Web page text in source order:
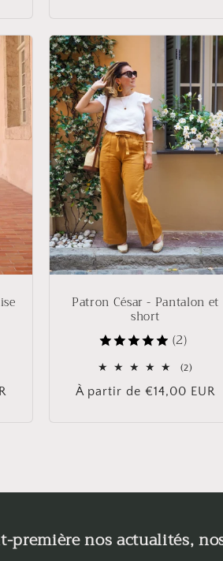
Patron César - Pantalon et
short
(2)
(2)
des
Prix
À partir de €14,00 EUR
première nos actualités,